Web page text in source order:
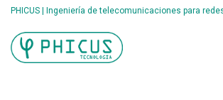
PHICUS | Ingeniería de telecomunicaciones para